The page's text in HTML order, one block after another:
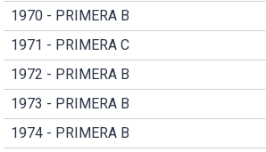
1970 - PRIMERA B
1971 - PRIMERA C
1972 - PRIMERA B
1973 - PRIMERA B
1974 - PRIMERA B